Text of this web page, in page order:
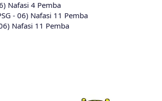
Nafasi 4 Pemba
- 06) Nafasi 11 Pemba
Nafasi 11 Pemba